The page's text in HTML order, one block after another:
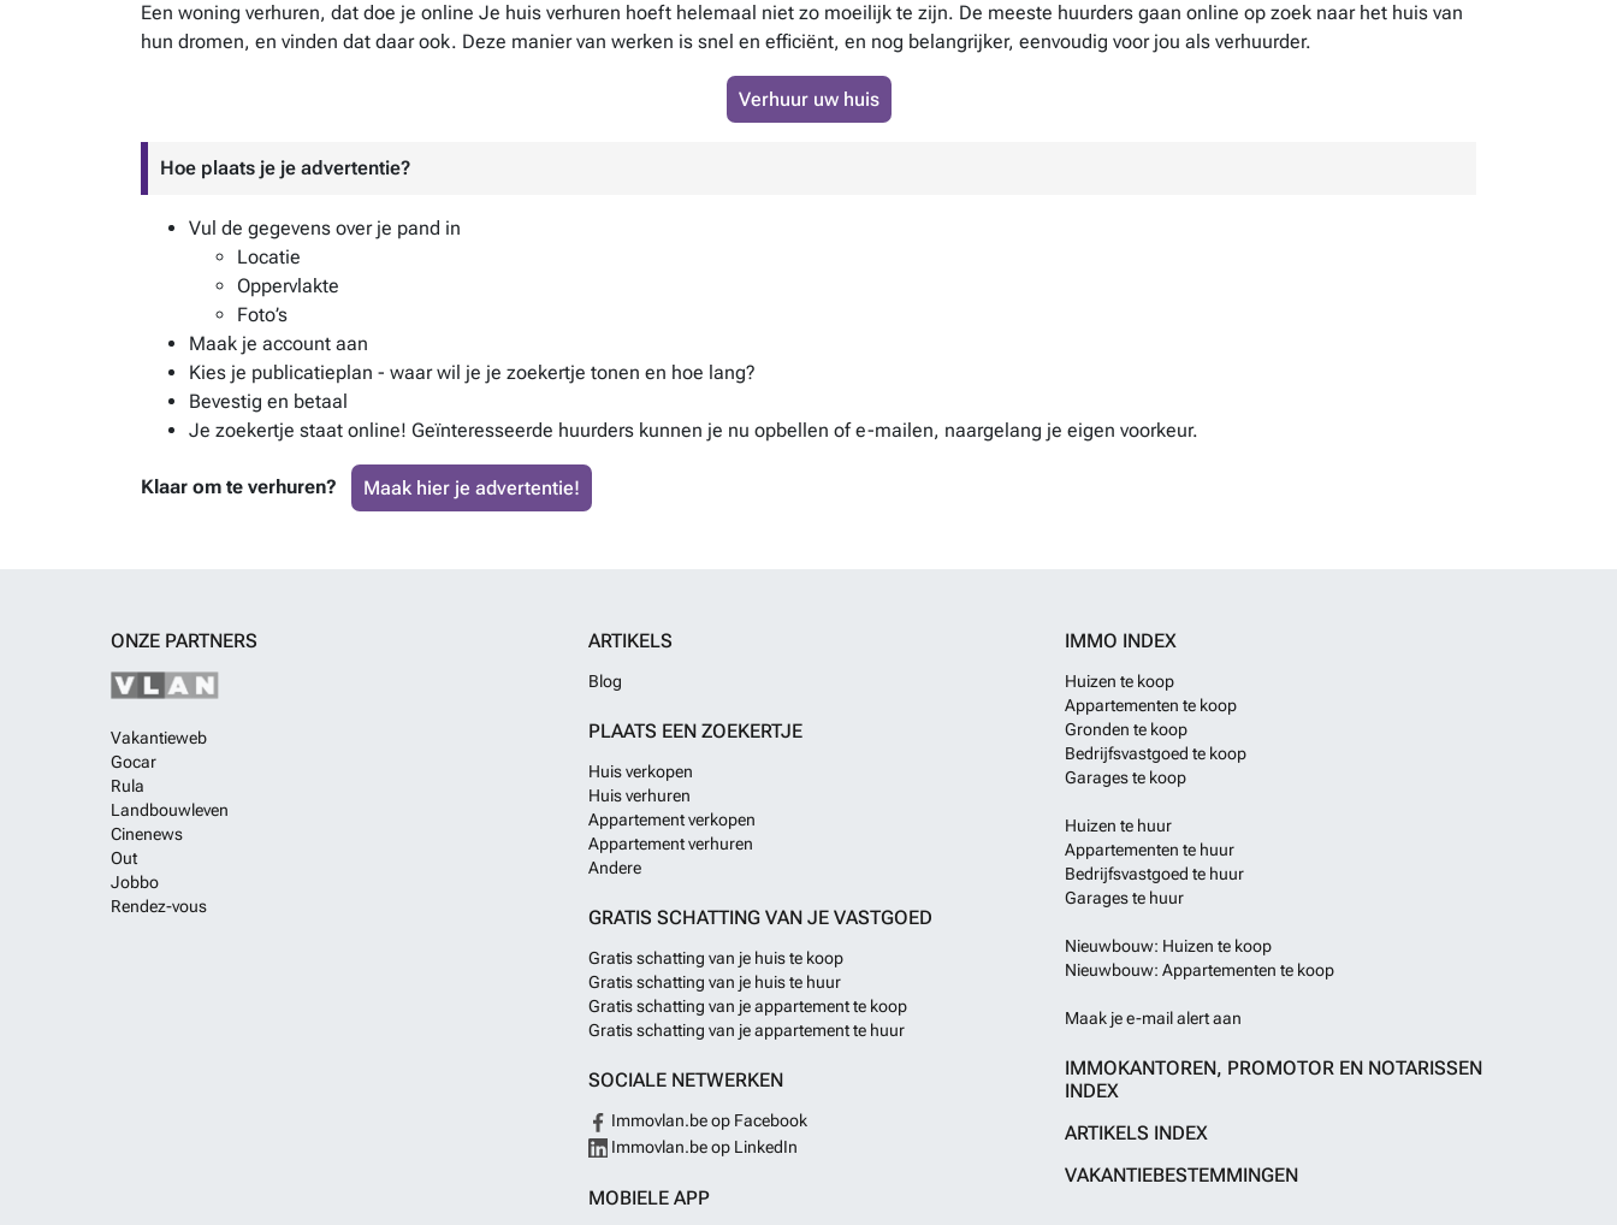
Een woning verhuren, dat doe je online Je huis verhuren hoeft helemaal niet zo moeilijk te zijn. De meeste huurders gaan online op zoek naar het huis van
hun dromen, en vinden dat daar ook. Deze manier van werken is snel en efficiënt, en nog belangrijker, eenvoudig voor jou als verhuurder.
Verhuur uw huis
Hoe plaats je je advertentie?
Vul de gegevens over je pand in
Locatie
Oppervlakte
Foto’s
Maak je account aan
Kies je publicatieplan - waar wil je je zoekertje tonen en hoe lang?
Bevestig en betaal
Je zoekertje staat online! Geïnteresseerde huurders kunnen je nu opbellen of e-mailen, naargelang je eigen voorkeur.
Klaar om te verhuren? Maak hier je advertentie!
ONZE PARTNERS
Vakantieweb
Gocar
Rula
Landbouwleven
Cinenews
Out
Jobbo
Rendez-vous
ARTIKELS
Blog
PLAATS EEN ZOEKERTJE
Huis verkopen
Huis verhuren
Appartement verkopen
Appartement verhuren
Andere
GRATIS SCHATTING VAN JE VASTGOED
Gratis schatting van je huis te koop
Gratis schatting van je huis te huur
Gratis schatting van je appartement te koop
Gratis schatting van je appartement te huur
SOCIALE NETWERKEN
Immovlan.be op Facebook
Immovlan.be op LinkedIn
MOBIELE APP
IMMO INDEX
Huizen te koop
Appartementen te koop
Gronden te koop
Bedrijfsvastgoed te koop
Garages te koop
Huizen te huur
Appartementen te huur
Bedrijfsvastgoed te huur
Garages te huur
Nieuwbouw: Huizen te koop
Nieuwbouw: Appartementen te koop
Maak je e-mail alert aan
IMMOKANTOREN, PROMOTOR EN NOTARISSEN
INDEX
ARTIKELS INDEX
VAKANTIEBESTEMMINGEN